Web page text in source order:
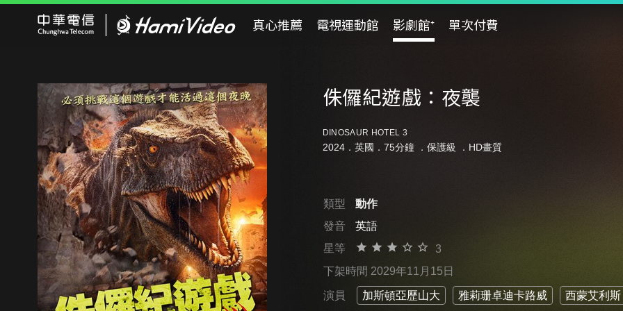
真心推薦 電視運動館 影劇館⁺ 單次付費
侏儸紀遊戲：夜襲
DINOSAUR HOTEL 3
2024．英國．75分鐘 ． 保護級 ．HD畫質
類型
動作
發音
英語
星等
3
下架時間 2029年11月15日
演員 加斯頓亞歷山大 雅莉珊卓迪卡路威 西蒙艾利斯